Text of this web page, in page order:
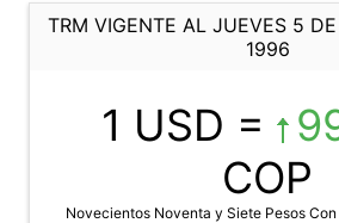
TRM VIGENTE AL JUEVES 5
1996
1 USD =
COP
Novecientos Noventa y Siete Pesos